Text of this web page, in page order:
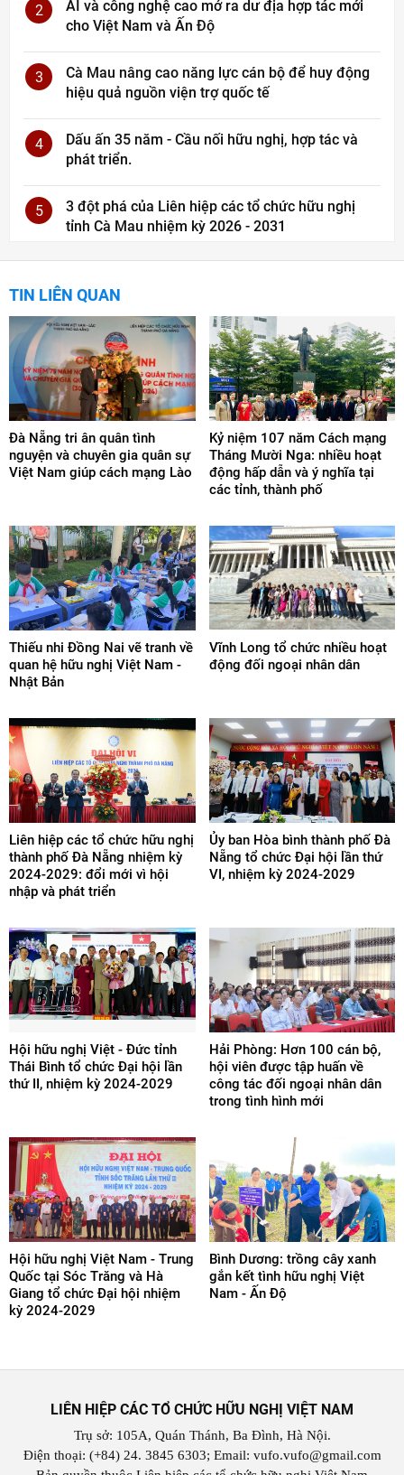
2
AI và công nghệ cao mở ra dư địa hợp tác mới
cho Việt Nam và Ấn Độ
3
Cà Mau nâng cao năng lực cán bộ để huy động
hiệu quả nguồn viện trợ quốc tế
4
Dấu ấn 35 năm - Cầu nối hữu nghị, hợp tác và
phát triển.
5
3 đột phá của Liên hiệp các tổ chức hữu nghị
tỉnh Cà Mau nhiệm kỳ 2026 - 2031
TIN LIÊN QUAN
Đà Nẵng tri ân quân tình
nguyện và chuyên gia quân sự
Việt Nam giúp cách mạng Lào
Kỷ niệm 107 năm Cách mạng
Tháng Mười Nga: nhiều hoạt
động hấp dẫn và ý nghĩa tại
các tỉnh, thành phố
Thiếu nhi Đồng Nai vẽ tranh về
quan hệ hữu nghị Việt Nam -
Nhật Bản
Vĩnh Long tổ chức nhiều hoạt
động đối ngoại nhân dân
Liên hiệp các tổ chức hữu nghị
thành phố Đà Nẵng nhiệm kỳ
2024-2029: đổi mới vì hội
nhập và phát triển
Ủy ban Hòa bình thành phố Đà
Nẵng tổ chức Đại hội lần thứ
VI, nhiệm kỳ 2024-2029
Hội hữu nghị Việt - Đức tỉnh
Thái Bình tổ chức Đại hội lần
thứ II, nhiệm kỳ 2024-2029
Hải Phòng: Hơn 100 cán bộ,
hội viên được tập huấn về
công tác đối ngoại nhân dân
trong tình hình mới
Hội hữu nghị Việt Nam - Trung
Quốc tại Sóc Trăng và Hà
Giang tổ chức Đại hội nhiệm
kỳ 2024-2029
Bình Dương: trồng cây xanh
gắn kết tình hữu nghị Việt
Nam - Ấn Độ
LIÊN HIỆP CÁC TỔ CHỨC HỮU NGHỊ VIỆT NAM
Trụ sở: 105A, Quán Thánh, Ba Đình, Hà Nội.
Điện thoại: (+84) 24. 3845 6303; Email: vufo.vufo@gmail.com